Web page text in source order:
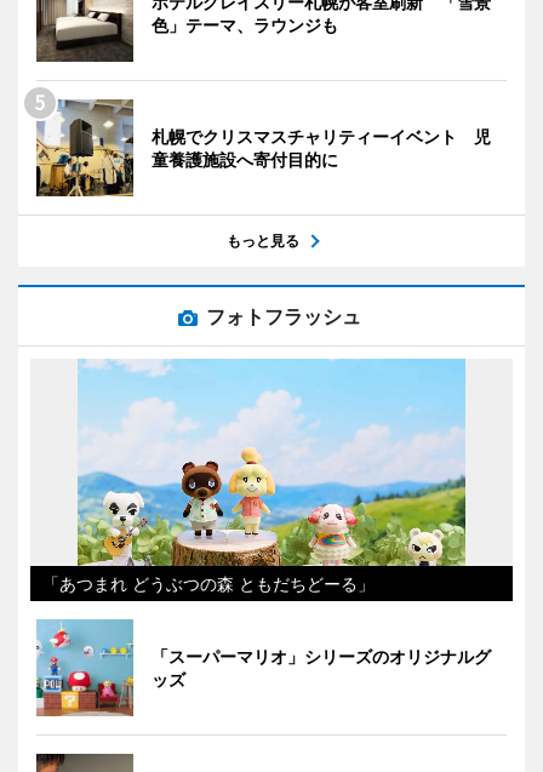
色」テーマ、ラウンジも
札幌でクリスマスチャリティーイベント 児
童養護施設へ寄付目的に
もっと見る
フォトフラッシュ
「あつまれ どうぶつの森 ともだちどーる」
「スーパーマリオ」シリーズのオリジナルグ
ッズ